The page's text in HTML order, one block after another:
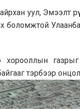
уул, Эмээлт
боломжтой
хорооллын
тэрбээр